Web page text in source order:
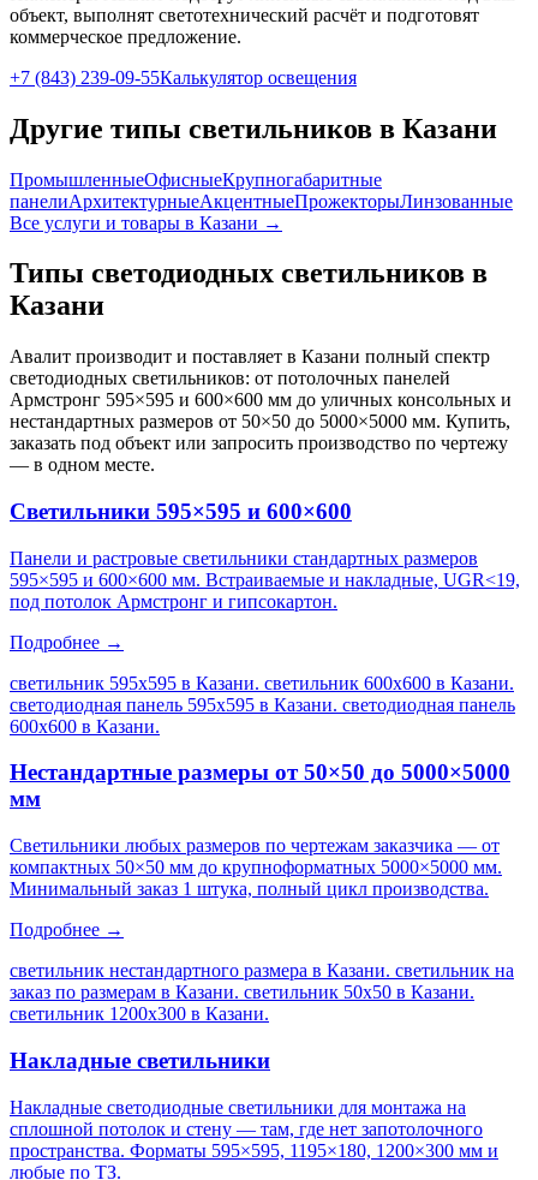
объект, выполнят светотехнический расчёт и подготовят
коммерческое предложение.
+7 (843) 239-09-55Калькулятор освещения
Другие типы светильников в Казани
ПромышленныеОфисныеКрупногабаритные
панелиАрхитектурныеАкцентныеПрожекторыЛинзованные
Все услуги и товары в Казани →
Типы светодиодных светильников в
Казани
Авалит производит и поставляет в Казани полный спектр
светодиодных светильников: от потолочных панелей
Армстронг 595×595 и 600×600 мм до уличных консольных и
нестандартных размеров от 50×50 до 5000×5000 мм. Купить,
заказать под объект или запросить производство по чертежу
— в одном месте.
Светильники 595×595 и 600×600
Панели и растровые светильники стандартных размеров
595×595 и 600×600 мм. Встраиваемые и накладные, UGR<19,
под потолок Армстронг и гипсокартон.
Подробнее →
светильник 595х595 в Казани. светильник 600х600 в Казани.
светодиодная панель 595х595 в Казани. светодиодная панель
600х600 в Казани.
Нестандартные размеры от 50×50 до 5000×5000
мм
Светильники любых размеров по чертежам заказчика — от
компактных 50×50 мм до крупноформатных 5000×5000 мм.
Минимальный заказ 1 штука, полный цикл производства.
Подробнее →
светильник нестандартного размера в Казани. светильник на
заказ по размерам в Казани. светильник 50х50 в Казани.
светильник 1200х300 в Казани.
Накладные светильники
Накладные светодиодные светильники для монтажа на
сплошной потолок и стену — там, где нет запотолочного
пространства. Форматы 595×595, 1195×180, 1200×300 мм и
любые по ТЗ.